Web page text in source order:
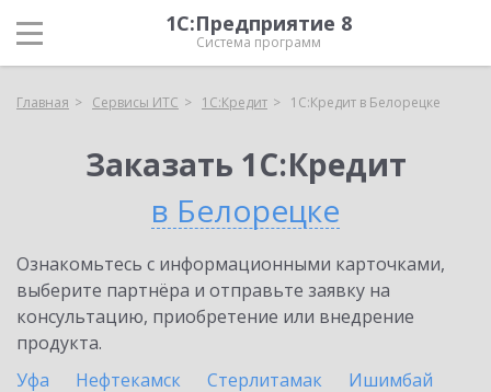
1С:Предприятие 8
Система программ
Главная Сервисы ИТС 1С:Кредит 1С:Кредит в Белорецке
Заказать 1С:Кредит
в Белорецке
Ознакомьтесь с информационными карточками,
выберите партнёра и отправьте заявку на
консультацию, приобретение или внедрение
продукта.
Уфа
Нефтекамск Стерлитамак
Ишимбай